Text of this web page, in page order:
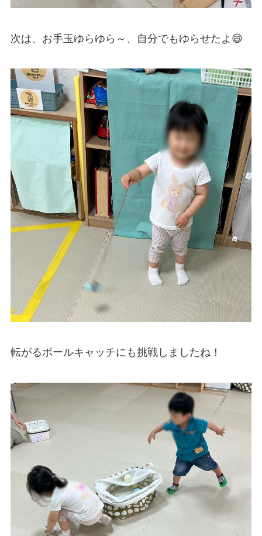
次は、お手玉ゆらゆら～、自分でもゆらせたよ😄
転がるボールキャッチにも挑戦しましたね！